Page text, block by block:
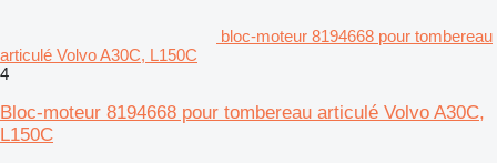
bloc-moteur 8194668 pour tombereau
articulé Volvo A30C, L150C
4
Bloc-moteur 8194668 pour tombereau articulé Volvo A30C,
L150C